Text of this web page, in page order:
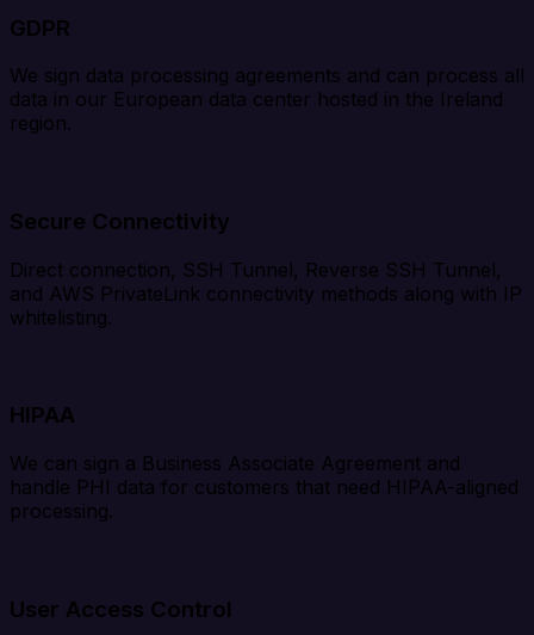
GDPR
We sign data processing agreements and can process all
data in our European data center hosted in the Ireland
region.
Secure Connectivity
Direct connection, SSH Tunnel, Reverse SSH Tunnel,
and AWS PrivateLink connectivity methods along with IP
whitelisting.
HIPAA
We can sign a Business Associate Agreement and
handle PHI data for customers that need HIPAA-aligned
processing.
User Access Control